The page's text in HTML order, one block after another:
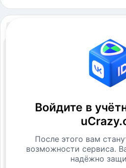
Войдите в
После этого вам
возможности сервиса.
надёжно